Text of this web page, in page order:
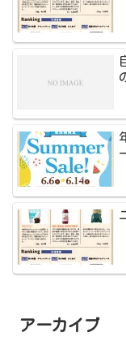
アーカイブ